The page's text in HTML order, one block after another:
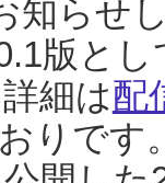
知らせ
版と
細は配
りです